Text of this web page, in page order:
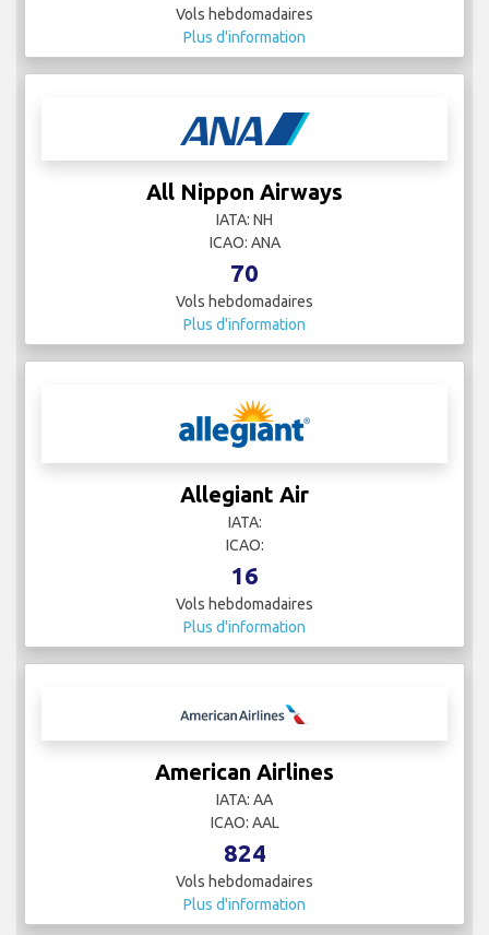
Vols hebdomadaires
Plus d'information
All Nippon Airways
IATA: NH
ICAO: ANA
70
Vols hebdomadaires
Plus d'information
Allegiant Air
IATA:
ICAO:
16
Vols hebdomadaires
Plus d'information
American Airlines
IATA: AA
ICAO: AAL
824
Vols hebdomadaires
Plus d'information